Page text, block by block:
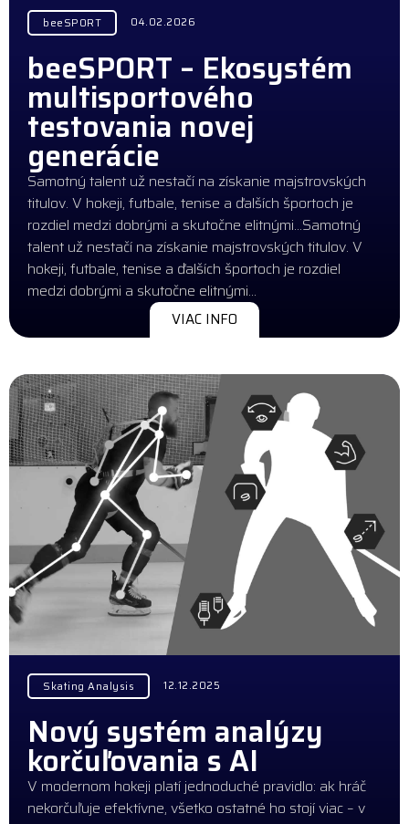
beeSPORT 04.02.2026
beeSPORT – Ekosystém
multisportového
testovania novej
generácie
Samotný talent už nestačí na získanie majstrovských
titulov. V hokeji, futbale, tenise a ďalších športoch je
rozdiel medzi dobrými a skutočne elitnými…Samotný
talent už nestačí na získanie majstrovských titulov. V
hokeji, futbale, tenise a ďalších športoch je rozdiel
medzi dobrými a skutočne elitnými…
VIAC INFO
Skating Analysis 12.12.2025
Nový systém analýzy
korčuľovania s AI
V modernom hokeji platí jednoduché pravidlo: ak hráč
nekorčuľuje efektívne, všetko ostatné ho stojí viac – v